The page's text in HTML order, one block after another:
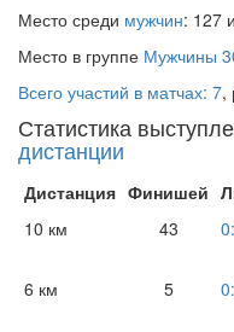
Место среди мужчин: 127
Место в группе Мужчины
Всего участий в матчах: 7,
Статистика
дистанции
Дистанция Финишей
10 км
43
6 км
5